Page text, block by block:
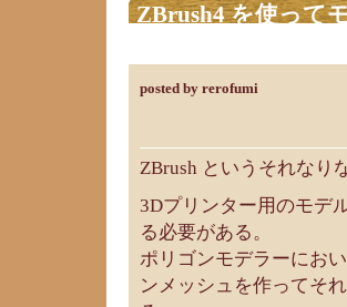
ZBrush4 を使って
posted by rerofumi
ZBrush というそれなり
3Dプリンター用のモデ
る必要がある。
ポリゴンモデラーにお
ンメッシュを作ってそ